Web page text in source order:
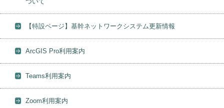
【特設ページ】基幹ネットワークシステム更新情報
ArcGIS Pro利用案内
Teams利用案内
Zoom利用案内